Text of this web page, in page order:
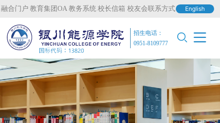
融合门户 教育集团OA 教务系统 校长信箱 校友会联系方式 English
招生电话：
0951-8109777